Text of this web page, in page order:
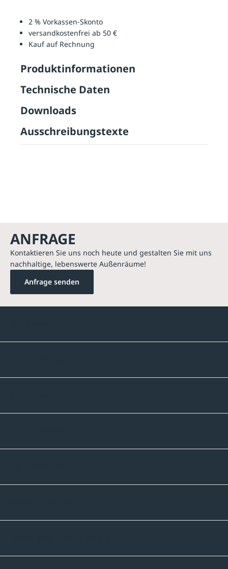
2 % Vorkassen-Skonto
versandkostenfrei ab 50 €
Kauf auf Rechnung
Produktinformationen
Technische Daten
Downloads
Ausschreibungstexte
ANFRAGE
Kontaktieren Sie uns noch heute und gestalten Sie mit uns
nachhaltige, lebenswerte Außenräume!
Anfrage senden